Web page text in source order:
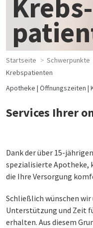
Krebs­
Startseite Schwerpunkte
Krebspatienten
Apotheke Öffnungszeiten
Services Ihrer
Dank der über 15-
spezialisierte Apotheke,
die Ihre Versorgung
Schließlich wünschen wir
Unterstützung und Zeit
erhalten. Aus diesem